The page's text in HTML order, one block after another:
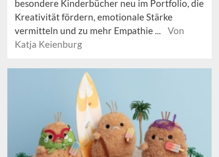
besondere Kinderbücher neu im Portfolio, die
Kreativität fördern, emotionale Stärke
vermitteln und zu mehr Empathie ...
Von
Katja Keienburg